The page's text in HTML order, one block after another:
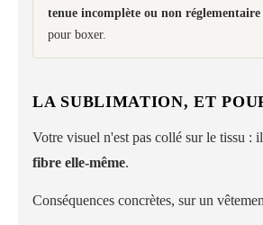
tenue incomplète ou non
pour boxer.
LA SUBLIMATION, ET
Votre visuel n'est pas collé sur le tissu :
fibre elle-même.
Conséquences concrètes, sur un